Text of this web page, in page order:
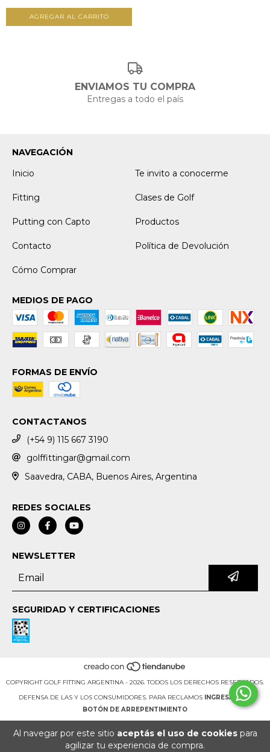
Al navegar por este sitio aceptás el uso de cookiespara
agilizar tu experiencia de compra.
AGREGAR AL CARRITO
ENVIAMOS TU COMPRA
Entregas a todo el país
NAVEGACIÓN
Inicio
Te invito a conocerme
Fitting Clases de Golf
Putting con Capto Productos
Contacto Política de Devolución
Cómo Comprar
MEDIOS DE PAGO
FORMAS DE ENVÍO
CONTACTANOS
(+54 9) 115 667 3190
golffittingar@gmail.com
Saavedra, CABA, Buenos Aires, Argentina
REDES SOCIALES
NEWSLETTER
SEGURIDAD Y CERTIFICACIONES
COPYRIGHT GOLF FITTING ARGENTINA - 2026. TODOS LOS DERECHOS RESERVADOS.
DEFENSA DE LAS Y LOS CONSUMIDORES. PARA RECLAMOS
INGRESÁ ACÁ.
BOTÓN DE ARREPENTIMIENTO